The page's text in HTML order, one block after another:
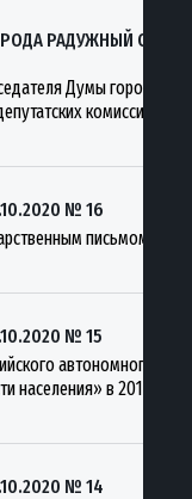
РАДУЖНЫЙ ОТ
Думы города
комиссий
№ 16
письмом
№ 15
автономного
населения» в 2019
№ 14